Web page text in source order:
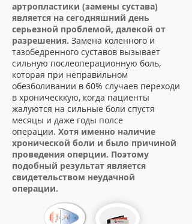
артропластики (замены сустава)
является на сегодняшний день
серьезной проблемой, далекой от
разрешения. Замена коленного и
тазобедренного суставов вызывает
сильную послеоперационную боль,
которая при неправильном
обезболивании в 60% случаев переходи
в хроническкую, когда пациенты
жалуются на сильные боли спустя
месяцы и даже годы полсе
операции. Хотя именно наличие
хронической боли и было причиной
проведения оперции. Поэтому
подобный результат является
свидетельством неудачной
операции.